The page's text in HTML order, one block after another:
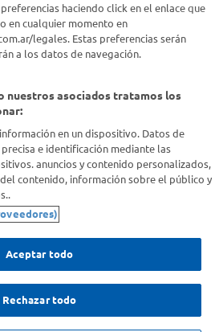
con nosotros acá
haciendo click en el enlace que
en cualquier momento en
legales. Estas preferencias serán
a los datos de navegación.
nuestros asociados tratamos los
en un dispositivo. Datos de
e identificación mediante las
anuncios y contenido personalizados,
contenido, información sobre el público y
Aceptar todo
Rechazar todo